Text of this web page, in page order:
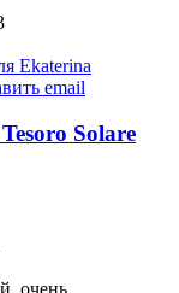
Ekaterina
email
Solare
очень